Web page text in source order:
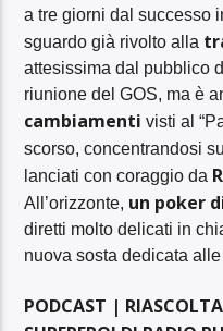
a tre giorni dal successo
sguardo già rivolto alla
attesissima dal pubblico
riunione del GOS, ma è
cambiamenti visti al
scorso, concentrandosi
lanciati con coraggio da
All’orizzonte, un poker
diretti molto delicati in
nuova sosta dedicata
PODCAST |